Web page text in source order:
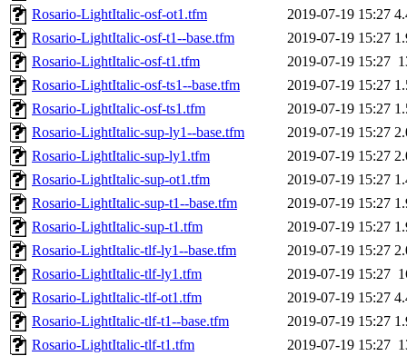
Rosario-LightItalic-osf-ot1.tfm
2019-07-19 15:27
Rosario-LightItalic-osf-t1--base.tfm
2019-07-19 15:27
Rosario-LightItalic-osf-t1.tfm
2019-07-19 15:27
Rosario-LightItalic-osf-ts1--base.tfm
2019-07-19 15:27
Rosario-LightItalic-osf-ts1.tfm
2019-07-19 15:27
Rosario-LightItalic-sup-ly1--base.tfm
2019-07-19 15:27
Rosario-LightItalic-sup-ly1.tfm
2019-07-19 15:27
Rosario-LightItalic-sup-ot1.tfm
2019-07-19 15:27
Rosario-LightItalic-sup-t1--base.tfm
2019-07-19 15:27
Rosario-LightItalic-sup-t1.tfm
2019-07-19 15:27
Rosario-LightItalic-tlf-ly1--base.tfm
2019-07-19 15:27
Rosario-LightItalic-tlf-ly1.tfm
2019-07-19 15:27
Rosario-LightItalic-tlf-ot1.tfm
2019-07-19 15:27
Rosario-LightItalic-tlf-t1--base.tfm
2019-07-19 15:27
Rosario-LightItalic-tlf-t1.tfm
2019-07-19 15:27